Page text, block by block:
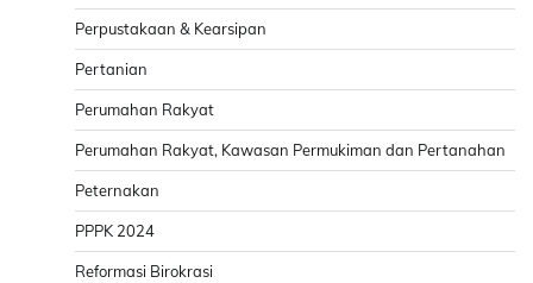
Perpustakaan & Kearsipan
Pertanian
Perumahan Rakyat
Perumahan Rakyat, Kawasan Permukiman dan Pertanahan
Peternakan
PPPK 2024
Reformasi Birokrasi